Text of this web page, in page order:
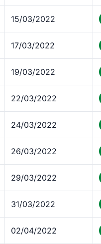
15/03/2022
17/03/2022
19/03/2022
22/03/2022
24/03/2022
26/03/2022
29/03/2022
31/03/2022
02/04/2022